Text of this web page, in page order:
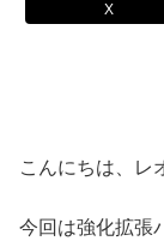
X
こんにちは、レ
今回は強化拡張